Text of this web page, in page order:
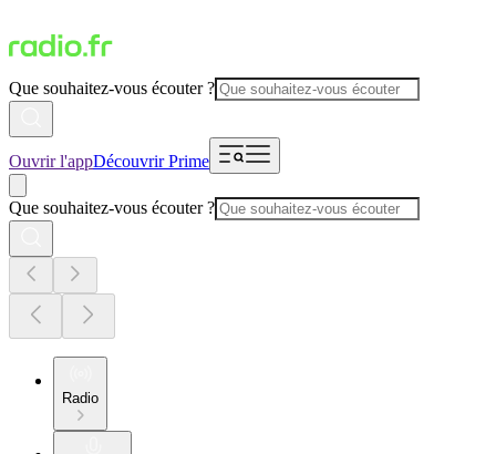
Que souhaitez-vous écouter ?
Ouvrir l'appDécouvrir Prime
Que souhaitez-vous écouter ?
Radio